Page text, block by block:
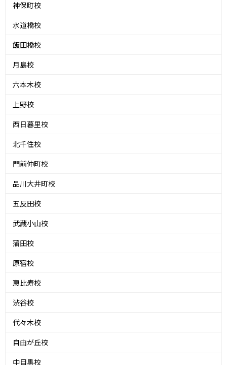
神保町校
水道橋校
飯田橋校
月島校
六本木校
上野校
西日暮里校
北千住校
門前仲町校
品川大井町校
五反田校
武蔵小山校
蒲田校
原宿校
恵比寿校
渋谷校
代々木校
自由が丘校
中目黒校